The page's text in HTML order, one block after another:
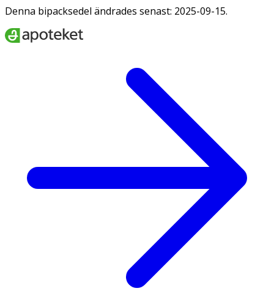
Denna bipacksedel ändrades senast: 2025-09-15.